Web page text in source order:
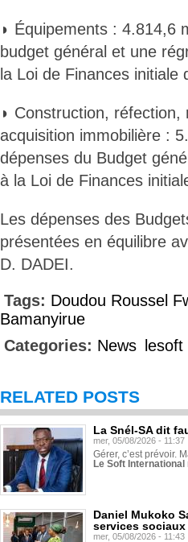
◗ Équipements : 4.814,6
budget général et une
la Loi de Finances
◗ Construction,
acquisition immobilière :
dépenses du Budget
à la Loi de Finances
Les dépenses des
présentées en équilibre
D. DADEI.
Tags: Doudou Roussel
Bamanyirue
Categories: News lesoft
RELATED POSTS
La Snél-SA dit
mer, 05/08/2026 - 11:37
Gérer, c’est prévoir.
Le Soft
Daniel Mukoko
services sociaux
mer, 05/08/2026 - 11:43